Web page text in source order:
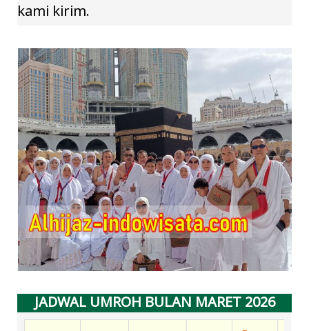
kami kirim.
JADWAL UMROH BULAN MARET 2026